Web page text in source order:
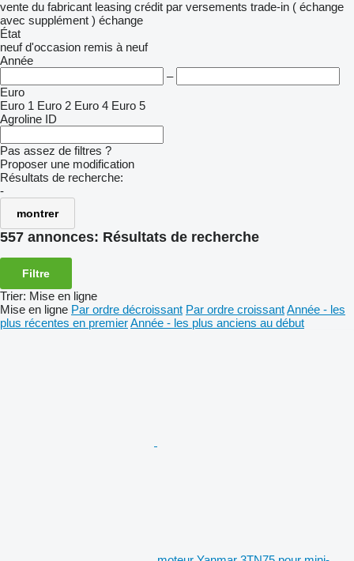
vente du fabricant leasing crédit par versements trade-in ( échange
avec supplément ) échange
État
neuf d'occasion remis à neuf
Année
–
Euro
Euro 1 Euro 2 Euro 4 Euro 5
Agroline ID
Pas assez de filtres ?
Proposer une modification
Résultats de recherche:
-
montrer
557 annonces: Résultats de recherche
Filtre
Trier: Mise en ligne
Mise en ligne Par ordre décroissant Par ordre croissantAnnée - les
plus récentes en premierAnnée - les plus anciens au début